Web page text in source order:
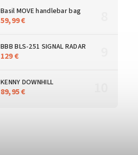
Basil MOVE handlebar bag
59,99 €
BBB BLS-251 SIGNAL RADAR
129 €
KENNY DOWNHILL
89,95 €